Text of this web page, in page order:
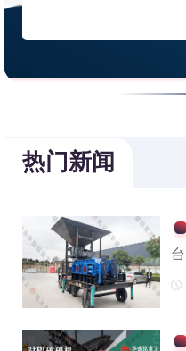
热门新闻